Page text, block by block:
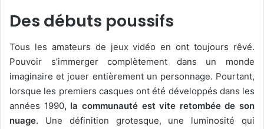
Des débuts poussifs
Tous les amateurs de jeux vidéo en ont toujours rêvé.
Pouvoir s’immerger complètement dans un monde
imaginaire et jouer entièrement un personnage. Pourtant,
lorsque les premiers casques ont été développés dans les
années 1990, la communauté est vite retombée de son
nuage. Une définition grotesque, une luminosité qui